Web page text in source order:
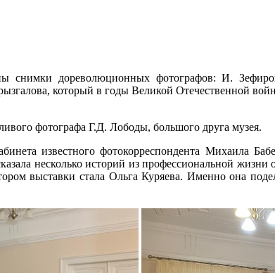
снимки дореволюционных фотографов: И.
который в годы Великой Отечественной
фотографа Г.Д. Лободы, большого друга музея.
известного фотокорреспондента Михаила
несколько историй из профессиональной
выставки стала Ольга Куряева. Именно она